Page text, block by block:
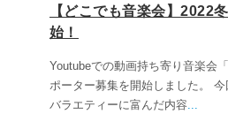
【どこでも音楽会】2022
始！
Youtubeでの動画持ち寄り音楽会
ポーター募集を開始しました。
バラエティーに富んだ内容...